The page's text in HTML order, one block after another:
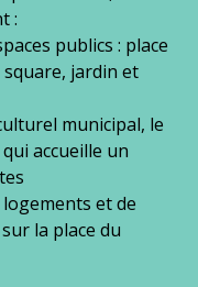
:
publics : place
jardin et
municipal, le
accueille un
et de
la place du